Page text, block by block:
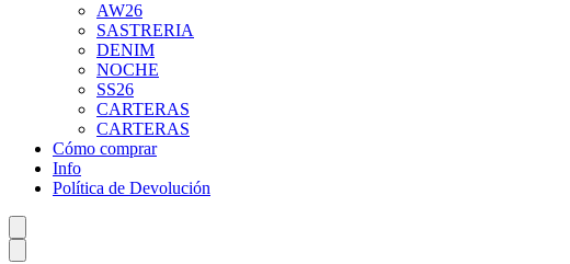
AW26
SASTRERIA
DENIM
NOCHE
SS26
CARTERAS
CARTERAS
Cómo comprar
Info
Política de Devolución